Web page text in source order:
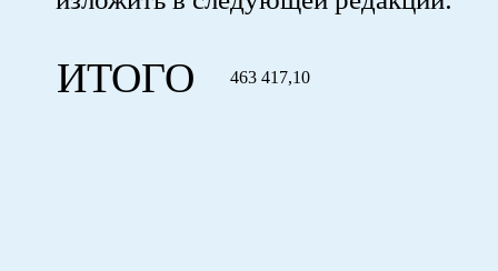
ИТОГО 463 417,10